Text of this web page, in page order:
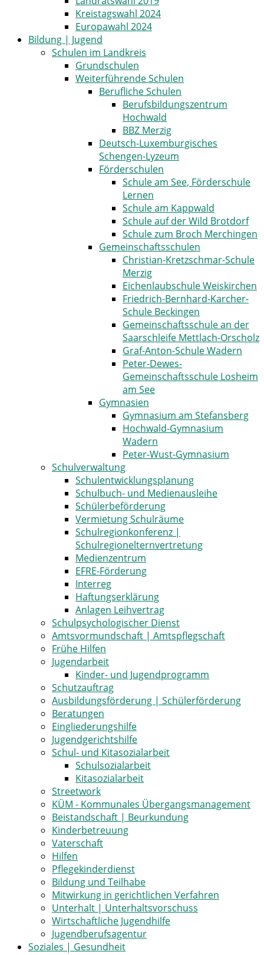
Kreistagswahl 2024
Europawahl 2024
Bildung | Jugend
Schulen im Landkreis
Grundschulen
Weiterführende Schulen
Berufliche Schulen
Berufsbildungszentrum
Hochwald
BBZ Merzig
Deutsch-Luxemburgisches
Schengen-Lyzeum
Förderschulen
Schule am See, Förderschule
Lernen
Schule am Kappwald
Schule auf der Wild Brotdorf
Schule zum Broch Merchingen
Gemeinschaftsschulen
Christian-Kretzschmar-Schule
Merzig
Eichenlaubschule ­Weiskirchen
Friedrich-Bernhard-Karcher-
Schule Beckingen
Gemeinschaftsschule an der
Saarschleife Mettlach-Orscholz
Graf-Anton-Schule Wadern
Peter-Dewes-
Gemeinschaftsschule Losheim
am See
Gymnasien
Gymnasium am Stefansberg
Hochwald-Gymnasium
Wadern
Peter-Wust-Gymnasium
Schulverwaltung
Schulentwicklungsplanung
Schulbuch- und Medienausleihe
Schülerbeförderung
Vermietung Schulräume
Schulregionkonferenz |
Schulregionelternvertretung
Medienzentrum
EFRE-Förderung
Interreg
Haftungserklärung
Anlagen Leihvertrag
Schulpsychologischer Dienst
Amtsvormundschaft | Amtspflegschaft
Frühe Hilfen
Jugendarbeit
Kinder- und Jugendprogramm
Schutzauftrag
Ausbildungsförderung | Schülerförderung
Beratungen
Eingliederungshilfe
Jugendgerichtshilfe
Schul- und Kitasozialarbeit
Schulsozialarbeit
Kitasozialarbeit
Streetwork
KÜM - Kommunales Übergangsmanagement
Beistandschaft | Beurkundung
Kinderbetreuung
Vaterschaft
Hilfen
Pflegekinderdienst
Bildung und Teilhabe
Mitwirkung in gerichtlichen Verfahren
Unterhalt | Unterhaltsvorschuss
Wirtschaftliche Jugendhilfe
Jugendberufsagentur
Soziales | Gesundheit